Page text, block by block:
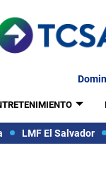
LMF El Salvador